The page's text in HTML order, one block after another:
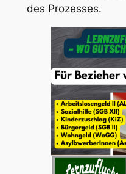
des Prozesses.